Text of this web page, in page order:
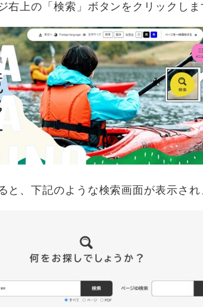
右上の「検索」ボタンをクリックしま
と、下記のような検索画面が表示され